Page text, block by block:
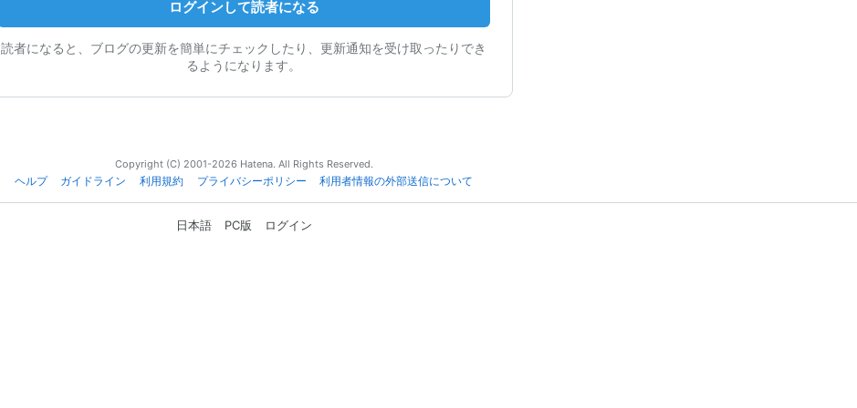
ログインして読者になる
読者になると、ブログの更新を簡単にチェックしたり、更新通知を受け取ったりでき
るようになります。
Copyright (C) 2001-2026 Hatena. All Rights Reserved.
ヘルプ
ガイドライン 利用規約 プライバシーポリシー 利用者情報の外部送信について
日本語 PC版 ログイン